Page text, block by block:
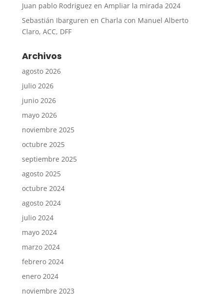
Juan pablo Rodriguez en Ampliar la mirada 2024
Sebastián Ibarguren en Charla con Manuel Alberto
Claro, ACC, DFF
Archivos
agosto 2026
julio 2026
junio 2026
mayo 2026
noviembre 2025
octubre 2025
septiembre 2025
agosto 2025
octubre 2024
agosto 2024
julio 2024
mayo 2024
marzo 2024
febrero 2024
enero 2024
noviembre 2023